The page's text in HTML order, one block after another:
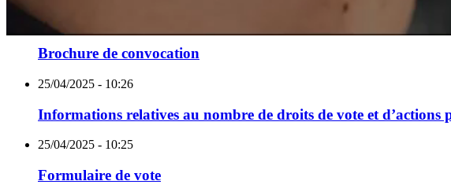
SYSTEMES DE
Nous accompagnons les constructeurs pour
25/04/2025 - 10:34
Brochure de convocation
25/04/2025 - 10:26
Informations relatives au nombre de droits de vote et d’actions
25/04/2025 - 10:25
Formulaire de vote